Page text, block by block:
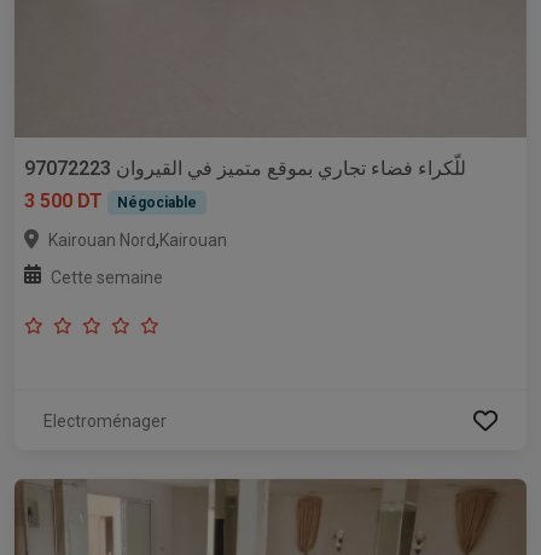
للّكراء فضاء تجاري بموقع متميز في القيروان 97072223
3 500 DT
Négociable
Kairouan Nord,Kairouan
Cette semaine
Electroménager